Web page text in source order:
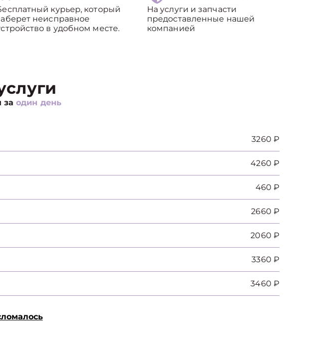
курьер, который
неисправное
в удобном месте.
На услуги и запчасти
предоставленные нашей
компанией
заодин день
3260 ₽
4260 ₽
460 ₽
2660 ₽
2060 ₽
3360 ₽
3460 ₽